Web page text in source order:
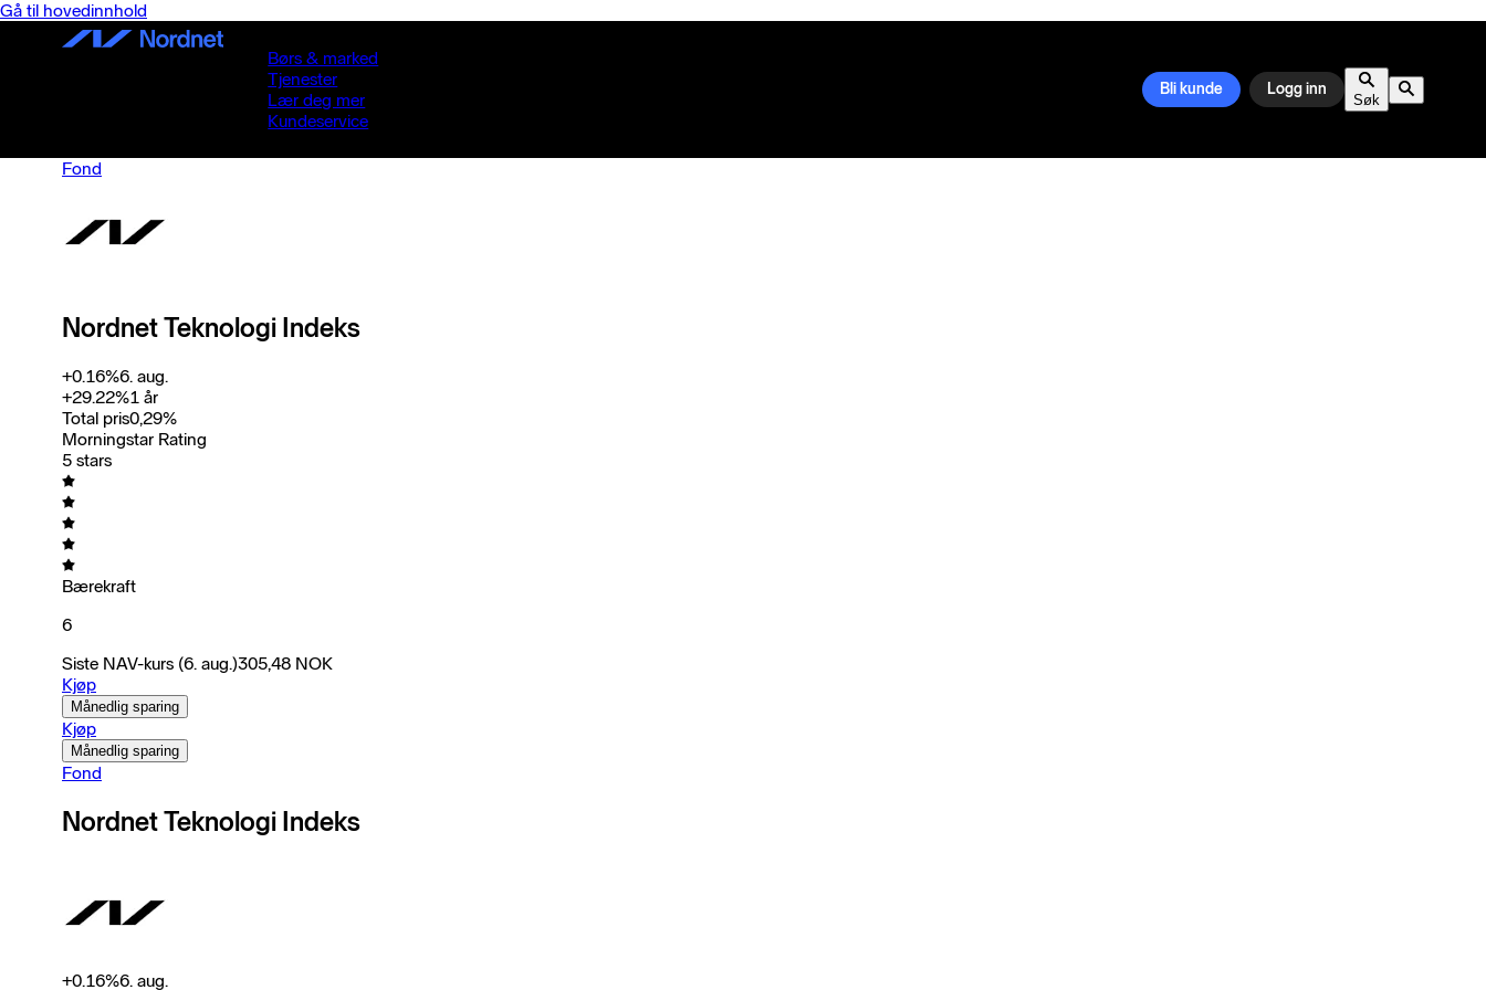
Gå til hovedinnhold
Børs & marked
Tjenester
Lær deg mer
Kundeservice
Bli kunde Logg inn
Søk
Fond
Nordnet Teknologi Indeks
+0.16%6. aug.
+29.22%1 år
Total pris0,29%
Morningstar Rating
5 stars
Bærekraft
6
Siste NAV-kurs (6. aug.)305,48 NOK
Kjøp
Månedlig sparing
Kjøp
Månedlig sparing
Fond
Nordnet Teknologi Indeks
+0.16%6. aug.